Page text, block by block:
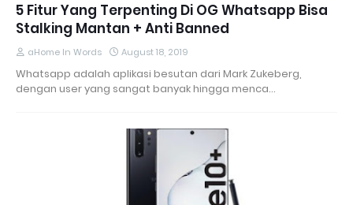
5 Fitur Yang Terpenting Di OG Whatsapp Bisa
Stalking Mantan + Anti Banned
aHome In Words August 18, 2019
Whatsapp adalah aplikasi besutan dari Mark Zukeberg,
dengan user yang sangat banyak hingga menca…